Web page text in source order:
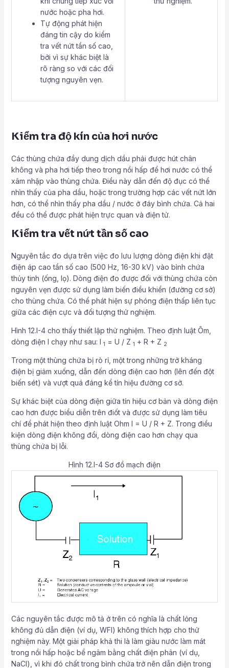
nước hoặc pha hơi.
Tự động phát hiện
đáng tin cậy do kiểm
tra vết nứt tần số cao,
bởi vì sự khác biệt là
rõ ràng so với các đối
tượng nguyên vẹn.
Kiểm tra độ kín của hơi nước
Các thùng chứa đầy dung dịch dầu phải được hút chân
không và pha hơi tiếp theo trong nồi hấp để hơi nước có thể
xâm nhập vào thùng chứa. Điều này dẫn đến độ đục có thể
nhìn thấy của pha dầu, hoặc trong trường hợp các vết nứt lớn
hơn, có thể nhìn thấy pha dầu / nước ở đáy bình chứa. Cả hai
đều có thể được phát hiện trực quan và điện tử.
Kiểm tra vết nứt tần số cao
Nguyên tắc đo dựa trên việc đo lưu lượng dòng điện khi đặt
điện áp cao tần số cao (500 Hz, 16-30 kV) vào bình chứa
thủy tinh (ống, lọ). Dòng điện đo được đối với thùng chứa còn
nguyên vẹn được sử dụng làm biến điều khiển (đường cơ sở)
cho thùng chứa. Có thể phát hiện sự phóng điện thấp liên tục
giữa các điện cực và đối tượng thử nghiệm.
Hình 12.I-4 cho thấy thiết lập thử nghiệm. Theo định luật Ôm,
dòng điện I chạy như sau: I 1 = U / Z 1 + R + Z 2
Trong một thùng chứa bị rò rỉ, một trong những trở kháng
điện bị giảm xuống, dẫn đến dòng điện cao hơn (lên đến đột
biến sét) và vượt quá đáng kể tín hiệu đường cơ sở.
Sự khác biệt của dòng điện giữa tín hiệu cơ bản và dòng điện
cao hơn được biểu diễn trên điốt và được sử dụng làm tiêu
chí để phát hiện theo định luật Ohm I = U / R + Z. Trong điều
kiện dòng điện không đổi, dòng điện cao hơn chạy qua
thùng chứa bị lỗi.
Hình 12.I-4 Sơ đồ mạch điện
Các nguyên tắc được mô tả ở trên có nghĩa là chất lỏng
không đủ dẫn điện (ví dụ, WFI) không thích hợp cho thử
nghiệm này. Một giải pháp khả thi là làm giàu nước làm mát
trong nồi hấp hoặc bể ngâm bằng chất điện phân (ví dụ,
NaCl), vì khi đó chất trong bình chứa trở nên dẫn điện trong